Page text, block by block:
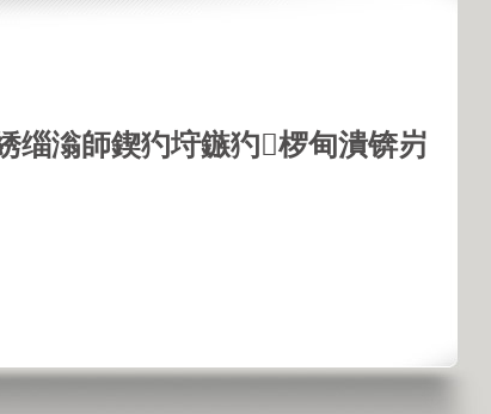
缁滃師鍥犳垨鏃犳椤甸潰锛岃